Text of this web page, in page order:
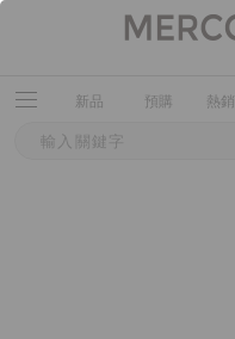
新品 預購 熱銷